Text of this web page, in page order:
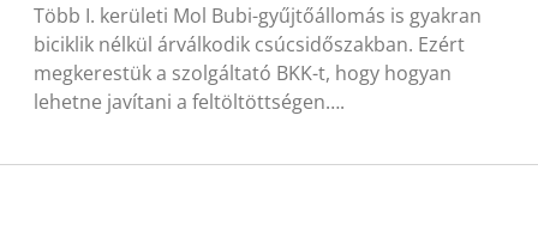
Több I. kerületi Mol Bubi-gyűjtőállomás is gyakran
biciklik nélkül árválkodik csúcsidőszakban. Ezért
megkerestük a szolgáltató BKK-t, hogy hogyan
lehetne javítani a feltöltöttségen….